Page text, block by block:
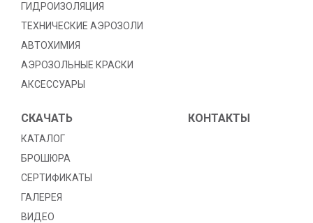
ГИДРОИЗОЛЯЦИЯ
TЕХНИЧЕСКИЕ АЭРОЗОЛИ
АВТОХИМИЯ
АЭРОЗОЛЬНЫЕ КРАСКИ
АКСЕССУАРЫ
СКАЧАТЬ
КАТАЛОГ
БРОШЮРА
СЕРТИФИКАТЫ
ГАЛЕРЕЯ
ВИДЕО
КОНТАКТЫ